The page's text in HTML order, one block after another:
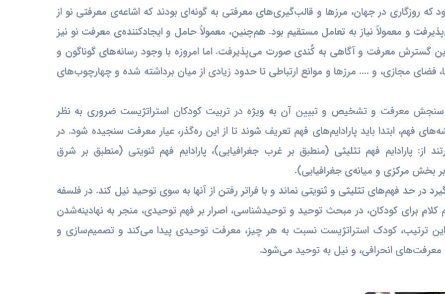
روزگاری در جهان، مرزها و قالب‌گیری‌های معرفتی به گونه‌ای بودند که اشاعه‌ی معرفتی نو از
و معمولاً نیاز به تعامل مستقیم بود. هم‌چنین، معمولاً حامل و ایجادکننده‌ی معرفت نو نیز
گسترش معرفت و آگاهی به کُندی صورت می‌پذیرفت. اما امروزه با وجود رسانه‌های گوناگون و
فضای مجازی، و .... مرزها و موانع ارتباطی تا حدود زیادی از میان برداشته شده و چهارچوب‌های
معرفت و تشخیص و تبیین آن به ویژه در تربیت کودکان استراتژیست ضروری به نظر
فهم، ابتدا باید پارادایم‌های فهم تعریف شوند تا از این ره‌گذر، عیار معرفت سنجیده شود. در
از: پارادایم فهم تثلیثی (منطبق بر غرب جغرافیایی)، پارادایم فهم ثنویتی (منطبق بر شرق
بر بخش مرکزی و میانه‌ی جغرافیایی).
در حد فهم‌های تثلیثی و ثنویتی نماند و با فراتر رفتن از آنها به سوی توحید نیل کند. در فلسفه
کلام برای کودکان، در مبحث توحید و توحیدشناسی، اصرار بر فهم توحیدی، منجر به نهادینه‌شدن
ترتیب، کودک استراتژیست نسبت به هر چیز، معرفت توحیدی پیدا می‌کند و تصمیم‌سازی و
انحرافی، و نیل به توحید می‌شود.